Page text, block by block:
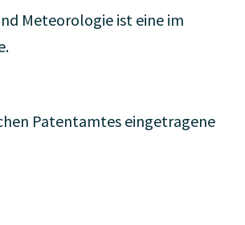
Meteorologie ist eine im
Patentamtes eingetragene